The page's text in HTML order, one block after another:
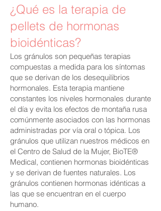
¿Qué es la terapia de
pellets de hormonas
bioidénticas?
Los gránulos son pequeñas terapias
compuestas a medida para los síntomas
que se derivan de los desequilibrios
hormonales. Esta terapia mantiene
constantes los niveles hormonales durante
el día y evita los efectos de montaña rusa
comúnmente asociados con las hormonas
administradas por vía oral o tópica. Los
gránulos que utilizan nuestros médicos en
el Centro de Salud de la Mujer, BioTE®
Medical, contienen hormonas bioidénticas
y se derivan de fuentes naturales. Los
gránulos contienen hormonas idénticas a
las que se encuentran en el cuerpo
humano.